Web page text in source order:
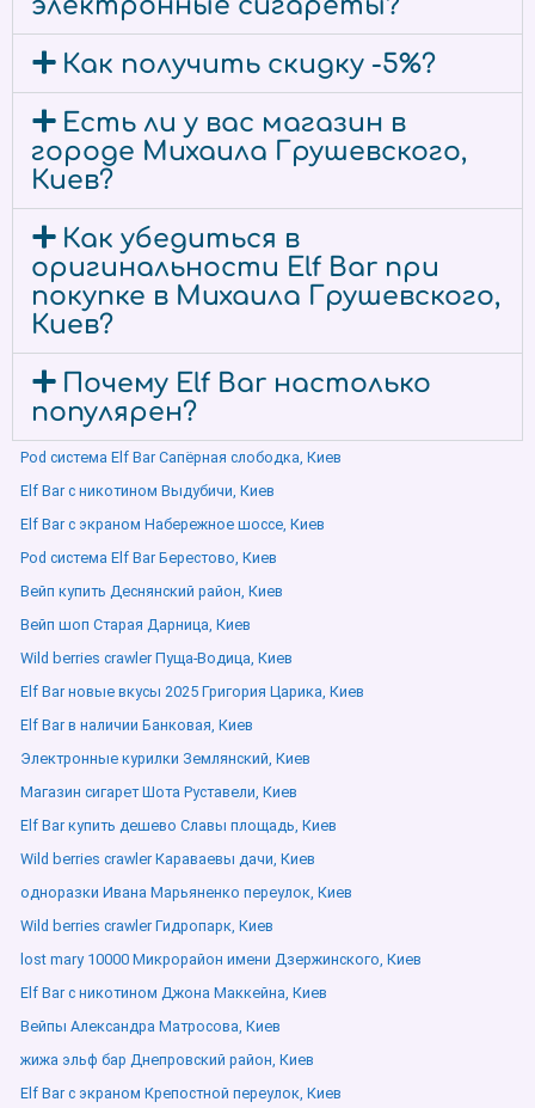
электронные сигареты?
Как получить скидку -5%?
Есть ли у вас магазин в
городе Михаила Грушевского,
Киев?
Как убедиться в
оригинальности Elf Bar при
покупке в Михаила Грушевского,
Киев?
Почему Elf Bar настолько
популярен?
Pod система Elf Bar Сапёрная слободка, Киев
Elf Bar с никотином Выдубичи, Киев
Elf Bar с экраном Набережное шоссе, Киев
Pod система Elf Bar Берестово, Киев
Вейп купить Деснянский район, Киев
Вейп шоп Старая Дарница, Киев
Wild berries crawler Пуща-Водица, Киев
Elf Bar новые вкусы 2025 Григория Царика, Киев
Elf Bar в наличии Банковая, Киев
Электронные курилки Землянский, Киев
Магазин сигарет Шота Руставели, Киев
Elf Bar купить дешево Славы площадь, Киев
Wild berries crawler Караваевы дачи, Киев
одноразки Ивана Марьяненко переулок, Киев
Wild berries crawler Гидропарк, Киев
lost mary 10000 Микрорайон имени Дзержинского, Киев
Elf Bar с никотином Джона Маккейна, Киев
Вейпы Александра Матросова, Киев
жижа эльф бар Днепровский район, Киев
Elf Bar с экраном Крепостной переулок, Киев